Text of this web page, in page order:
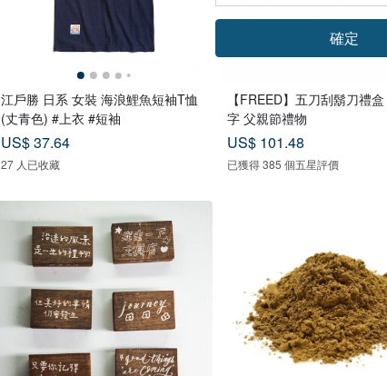
江戶勝 日系 女裝 海浪鯉魚短袖T恤
(丈青色) #上衣 #短袖
US$ 37.64
27 人已收藏
【FREED】五刀刮鬍刀禮
字 父親節禮物
US$ 101.48
已獲得 385 個五星評價
確定